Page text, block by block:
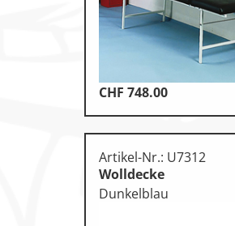
CHF 748.00
Artikel-Nr.: U7312
Wolldecke
Dunkelblau